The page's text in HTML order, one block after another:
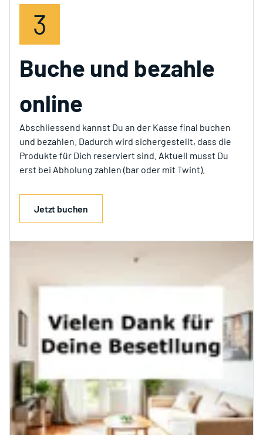
3
Buche und bezahle
online
Abschliessend kannst Du an der Kasse final buchen
und bezahlen. Dadurch wird sichergestellt, dass die
Produkte für Dich reserviert sind. Aktuell musst Du
erst bei Abholung zahlen (bar oder mit Twint).
Jetzt buchen